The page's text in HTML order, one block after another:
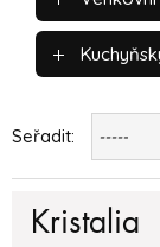
Seřadit: -----
Kristalia